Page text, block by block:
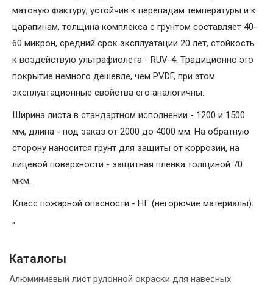
матовую фактуру, устойчив к перепадам температуры и к
царапинам, толщина комплекса с грунтом составляет 40-
60 микрон, средний срок эксплуатации 20 лет, стойкость
к воздействую ультрафиолета - RUV-4. Традиционно это
покрытие немного дешевле, чем PVDF, при этом
эксплуатационные свойства его аналогичны.
Ширина листа в стандартном исполнении - 1200 и 1500
мм, длина - под заказ от 2000 до 4000 мм. На обратную
сторону наносится грунт для защиты от коррозии, на
лицевой поверхности - защитная пленка толщиной 70
мкм.
Класс пожарной опасности - НГ (негорючие материалы).
"
Каталогы
Алюминиевый лист рулонной окраски для навесных